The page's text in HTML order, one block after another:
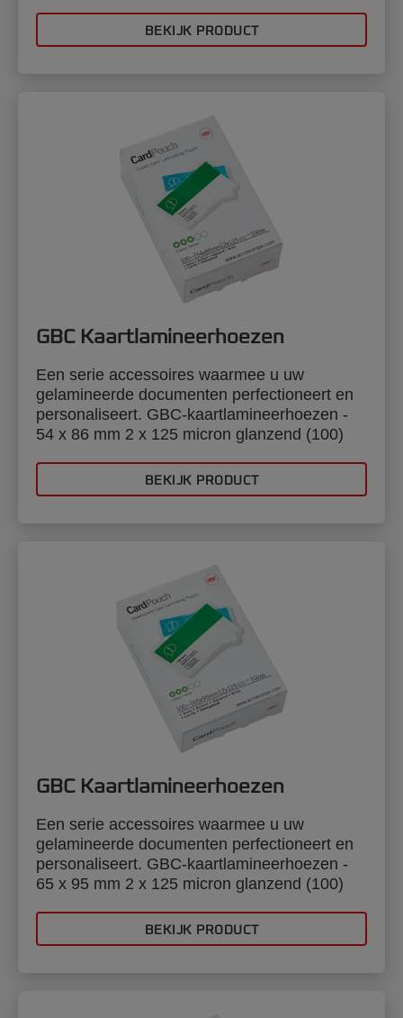
BEKIJK PRODUCT
GBC Kaartlamineerhoezen
Een serie accessoires waarmee u uw
gelamineerde documenten perfectioneert en
personaliseert. GBC-kaartlamineerhoezen -
54 x 86 mm 2 x 125 micron glanzend (100)
BEKIJK PRODUCT
GBC Kaartlamineerhoezen
Een serie accessoires waarmee u uw
gelamineerde documenten perfectioneert en
personaliseert. GBC-kaartlamineerhoezen -
65 x 95 mm 2 x 125 micron glanzend (100)
BEKIJK PRODUCT